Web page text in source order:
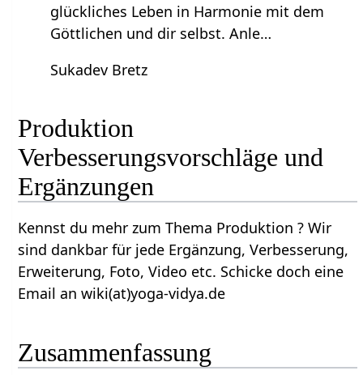
glückliches Leben in Harmonie mit dem
Göttlichen und dir selbst. Anle…
Sukadev Bretz
Produktion‏‎
Verbesserungsvorschläge und
Ergänzungen
Kennst du mehr zum Thema Produktion‏‎ ? Wir
sind dankbar für jede Ergänzung, Verbesserung,
Erweiterung, Foto, Video etc. Schicke doch eine
Email an wiki(at)yoga-vidya.de
Zusammenfassung